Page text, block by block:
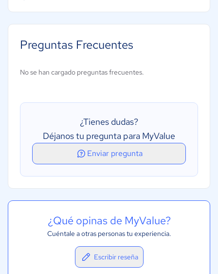
Estadísticas
Preguntas Frecuentes
No se han cargado preguntas frecuentes.
¿Tienes dudas?
Déjanos tu pregunta para MyValue
Enviar pregunta
¿Qué opinas de MyValue?
Cuéntale a otras personas tu experiencia.
Escribir reseña